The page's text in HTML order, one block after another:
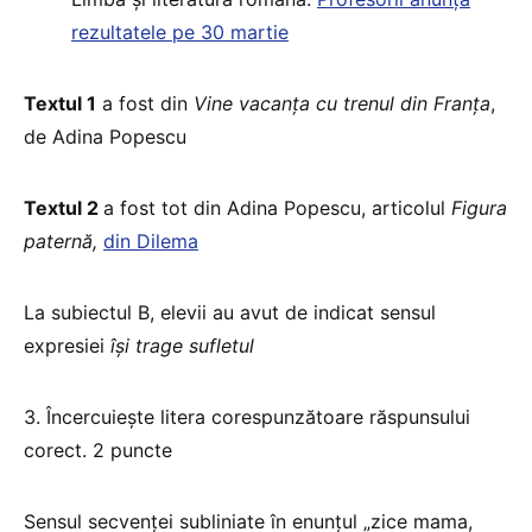
rezultatele pe 30 martie
Textul 1 a fost din Vine vacanța cu trenul din Franța,
de Adina Popescu
Textul 2 a fost tot din Adina Popescu, articolul Figura
paternă, din Dilema
La subiectul B, elevii au avut de indicat sensul
expresiei își trage sufletul
3. Încercuiește litera corespunzătoare răspunsului
corect. 2 puncte
Sensul secvenței subliniate în enunțul „zice mama,